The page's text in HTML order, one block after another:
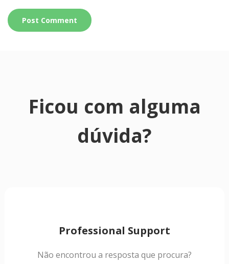
Ficou com alguma
dúvida?
Professional Support
Não encontrou a resposta que procura?